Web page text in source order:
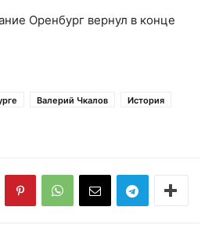
Оренбург вернул в конце
Валерий Чкалов
История